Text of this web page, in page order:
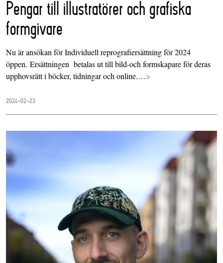
Pengar till illustratörer och grafiska
formgivare
Nu är ansökan för Individuell reprografiersättning för 2024
öppen. Ersättningen betalas ut till bild-och formskapare för deras
upphovsrätt i böcker, tidningar och online.…>
2024-02-23